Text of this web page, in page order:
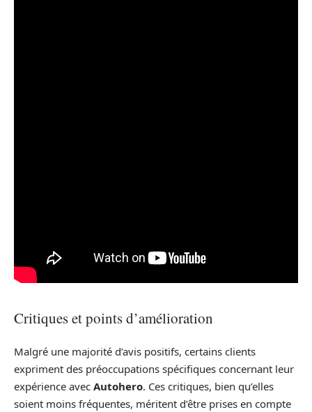
Critiques et points d’amélioration
Malgré une majorité d’avis positifs, certains clients
expriment des préoccupations spécifiques concernant leur
expérience avec Autohero. Ces critiques, bien qu’elles
soient moins fréquentes, méritent d’être prises en compte